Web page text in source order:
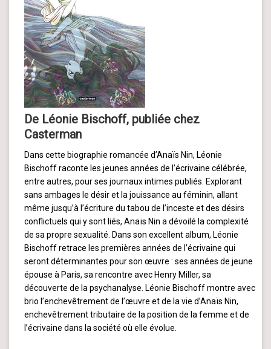
De Léonie Bischoff, publiée chez
Casterman
Dans cette biographie romancée d’Anaïs Nin, Léonie
Bischoff raconte les jeunes années de l’écrivaine célébrée,
entre autres, pour ses journaux intimes publiés. Explorant
sans ambages le désir et la jouissance au féminin, allant
même jusqu’à l’écriture du tabou de l’inceste et des désirs
conflictuels qui y sont liés, Anaïs Nin a dévoilé la complexité
de sa propre sexualité. Dans son excellent album, Léonie
Bischoff retrace les premières années de l’écrivaine qui
seront déterminantes pour son œuvre : ses années de jeune
épouse à Paris, sa rencontre avec Henry Miller, sa
découverte de la psychanalyse. Léonie Bischoff montre avec
brio l’enchevêtrement de l’œuvre et de la vie d’Anaïs Nin,
enchevêtrement tributaire de la position de la femme et de
l’écrivaine dans la société où elle évolue.